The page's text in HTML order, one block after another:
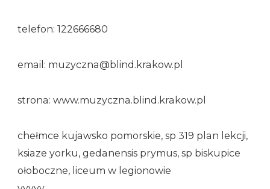
telefon: 122666680
email: muzyczna@blind.krakow.pl
strona: www.muzyczna.blind.krakow.pl
chełmce kujawsko pomorskie, sp 319 plan lekcji,
ksiaze yorku, gedanensis prymus, sp biskupice
ołoboczne, liceum w legionowie